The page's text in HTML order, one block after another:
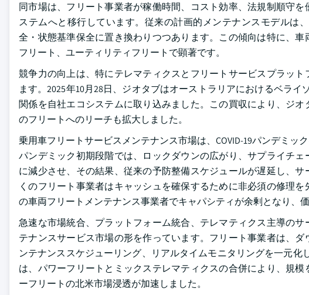
同市場は、フリート事業者が稼働時間、コスト効率、法規制順守
ステムへと移行しています。従来の計画的メンテナンスモデルは
全・状態基準保全に置き換わりつつあります。この傾向は特に、
フリート、ユーティリティフリートで顕著です。
競争力の向上は、特にテレマティクスとフリートサービスプラッ
ます。2025年10月28日、ジオタブはオーストラリアにおけるベラ
関係を自社エコシステムに取り込みました。この買収により、ジ
のフリートへのリーチも拡大しました。
乗用車フリートサービスメンテナンス市場は、COVID-19パンデミッ
パンデミック初期段階では、ロックダウンの広がり、サプライチ
に減少させ、その結果、従来の予防整備スケジュールが遅延し、
くのフリート事業者はキャッシュを確保するために非必須の修理
の車両フリートメンテナンス事業者でキャパシティが余剰となり、
急速な市場統合、プラットフォーム統合、テレマティクス主導の
テナンスサービス市場の形を作っています。フリート事業者は、
ンテナンススケジューリング、リアルタイムモニタリングを一元
は、パワーフリートとミックステレマティクスの合併により、規
ーフリートの北米市場浸透が加速しました。